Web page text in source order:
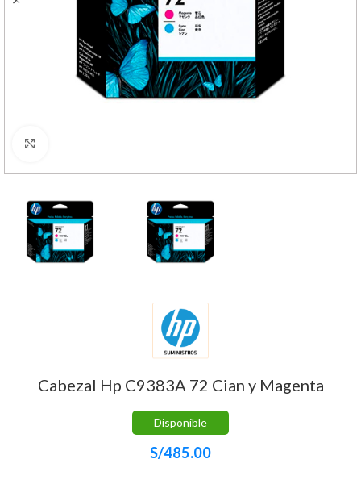
Cabezal Hp C9383A 72 Cian y Magenta
Disponible
S/485.00